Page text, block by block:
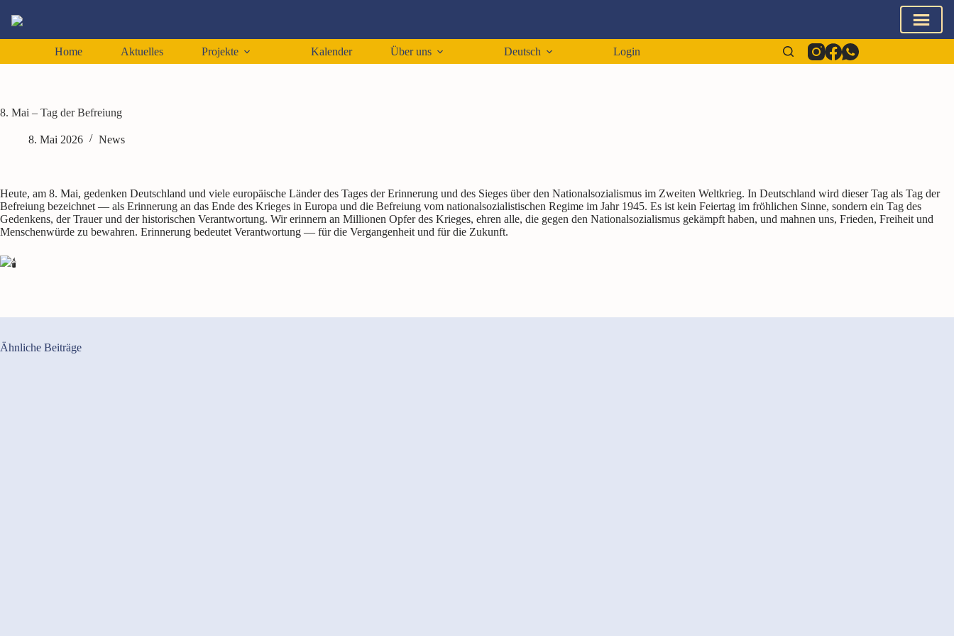
Home Aktuelles Projekte Kalender Über uns Deutsch Login
8. Mai – Tag der Befreiung
8. Mai 2026 News
Heute, am 8. Mai, gedenken Deutschland und viele europäische Länder des Tages der Erinnerung und des Sieges über den Nationalsozialismus im Zweiten Weltkrieg. In Deutschland wird dieser Tag als Tag der
Befreiung bezeichnet — als Erinnerung an das Ende des Krieges in Europa und die Befreiung vom nationalsozialistischen Regime im Jahr 1945. Es ist kein Feiertag im fröhlichen Sinne, sondern ein Tag des
Gedenkens, der Trauer und der historischen Verantwortung. Wir erinnern an Millionen Opfer des Krieges, ehren alle, die gegen den Nationalsozialismus gekämpft haben, und mahnen uns, Frieden, Freiheit und
Menschenwürde zu bewahren. Erinnerung bedeutet Verantwortung — für die Vergangenheit und für die Zukunft.
Ähnliche Beiträge